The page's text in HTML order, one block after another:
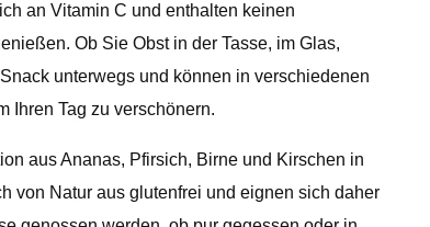
an Vitamin C und enthalten keinen
Ob Sie Obst in der Tasse, im Glas,
unterwegs und können in verschiedenen
Ihren Tag zu verschönern.
aus Ananas, Pfirsich, Birne und Kirschen in
von Natur aus glutenfrei und eignen sich daher